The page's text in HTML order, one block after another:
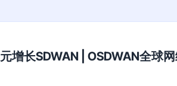
元增长SDWAN | OSDWAN全球